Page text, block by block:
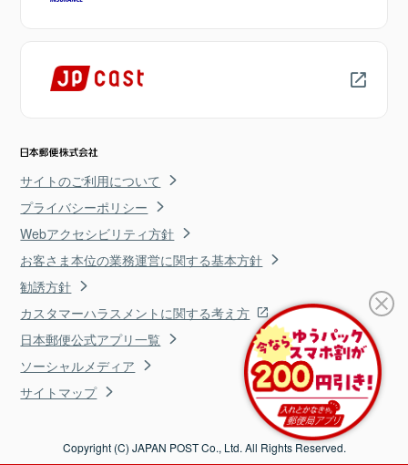
サイトのご利用について
プライバシーポリシー
Webアクセシビリティ方針
お客さま本位の業務運営に関する基本方針
勧誘方針
カスタマーハラスメントに関する考え方
日本郵便公式アプリ一覧
ソーシャルメディア
サイトマップ
Copyright (C) JAPAN POST Co., Ltd. All Rights Reserved.